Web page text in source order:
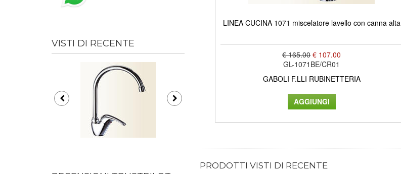
VISTI DI RECENTE
LINEA CUCINA 1071 miscelatore lavello con canna alta
€ 165.00 € 107.00
GL-1071BE/CR01
GABOLI F.LLI RUBINETTERIA
PRODOTTI VISTI DI RECENTE